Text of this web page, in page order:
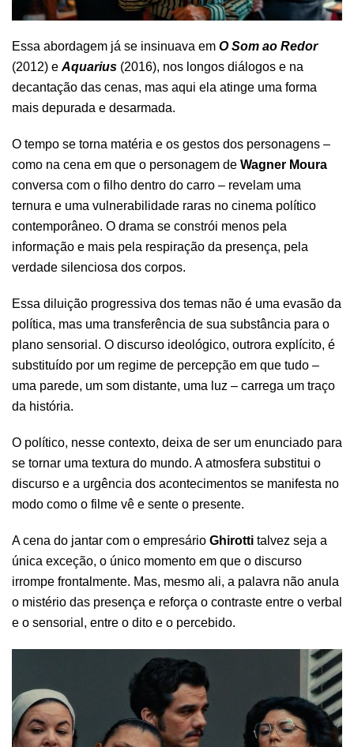
Essa abordagem já se insinuava em O Som ao Redor
(2012) e Aquarius (2016), nos longos diálogos e na
decantação das cenas, mas aqui ela atinge uma forma
mais depurada e desarmada.
O tempo se torna matéria e os gestos dos personagens –
como na cena em que o personagem de Wagner Moura
conversa com o filho dentro do carro – revelam uma
ternura e uma vulnerabilidade raras no cinema político
contemporâneo. O drama se constrói menos pela
informação e mais pela respiração da presença, pela
verdade silenciosa dos corpos.
Essa diluição progressiva dos temas não é uma evasão da
política, mas uma transferência de sua substância para o
plano sensorial. O discurso ideológico, outrora explícito, é
substituído por um regime de percepção em que tudo –
uma parede, um som distante, uma luz – carrega um traço
da história.
O político, nesse contexto, deixa de ser um enunciado para
se tornar uma textura do mundo. A atmosfera substitui o
discurso e a urgência dos acontecimentos se manifesta no
modo como o filme vê e sente o presente.
A cena do jantar com o empresário Ghirotti talvez seja a
única exceção, o único momento em que o discurso
irrompe frontalmente. Mas, mesmo ali, a palavra não anula
o mistério das presença e reforça o contraste entre o verbal
e o sensorial, entre o dito e o percebido.